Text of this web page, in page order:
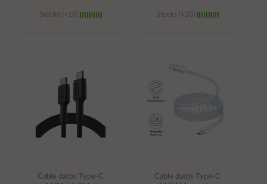
Stocks (+10)
carrito
Stocks (+10)
carrito
Cable datos Type-C
Cable datos Type-C